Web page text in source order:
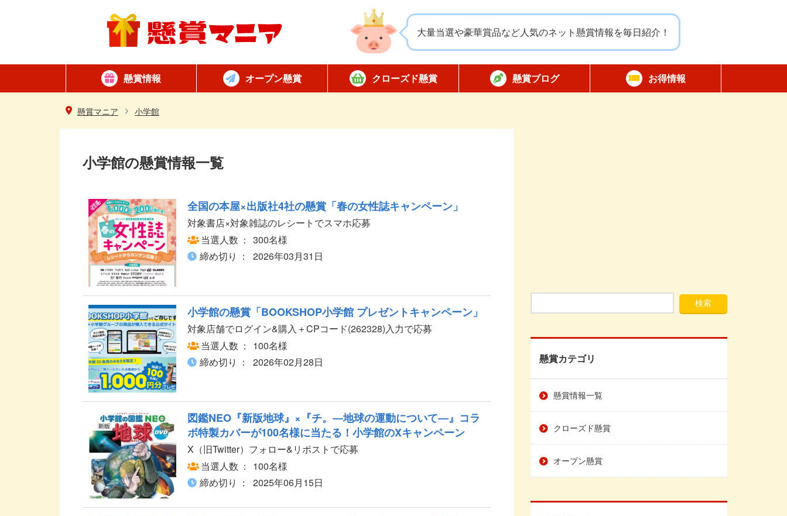
大量当選や豪華賞品など人気のネット懸賞情報を毎日紹介！
懸賞情報
ネット懸賞
はがき懸賞
懸賞カテゴリ一覧
オープン懸賞 クローズド懸賞 懸賞ブログ お得情報
懸賞マニア 小学館
小学館の懸賞情報一覧
全国の本屋×出版社4社の懸賞「春の女性誌キャンペーン」
対象書店×対象雑誌のレシートでスマホ応募
当選人数
300名様
締め切り
2026年03月31日
小学館の懸賞「BOOKSHOP小学館 プレゼントキャンペーン」
対象店舗でログイン&購入＋CPコード(262328)入力で応募
当選人数
100名様
締め切り
2026年02月28日
図鑑NEO『新版地球』×『チ。―地球の運動について―』コラ
ボ特製カバーが100名様に当たる！小学館のXキャンペーン
X（旧Twitter）フォロー&リポストで応募
当選人数
100名様
締め切り
2025年06月15日
懸賞カテゴリ
懸賞情報一覧
クローズド懸賞
オープン懸賞